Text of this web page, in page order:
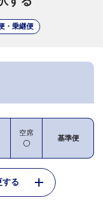
・乗継便
空席
基準便
する